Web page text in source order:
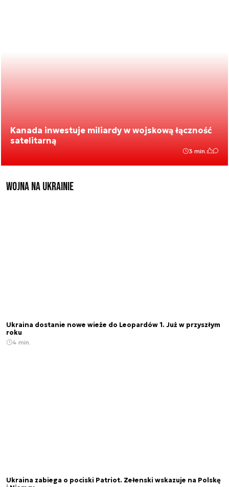
Kanada inwestuje miliardy w wojskową łączność
satelitarną
3 min.
Wojna na Ukrainie
Ukraina dostanie nowe wieże do Leopardów 1. Już w przyszłym
roku
4 min.
Ukraina zabiega o pociski Patriot. Zełenski wskazuje na Polskę